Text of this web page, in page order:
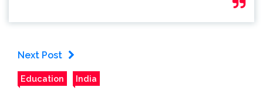
Next Post
Education India